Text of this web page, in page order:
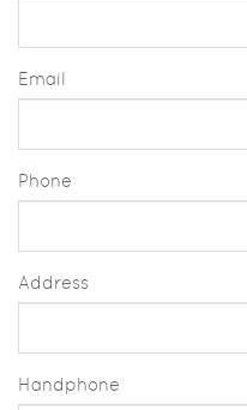
Email
Phone
Address
Handphone